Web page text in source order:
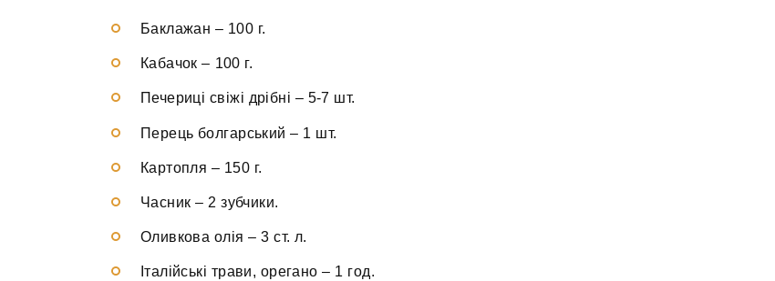
Баклажан – 100 г.
Кабачок – 100 г.
Печериці свіжі дрібні – 5-7 шт.
Перець болгарський – 1 шт.
Картопля – 150 г.
Часник – 2 зубчики.
Оливкова олія –3 ст. л.
Італійські трави, орегано – 1 год.